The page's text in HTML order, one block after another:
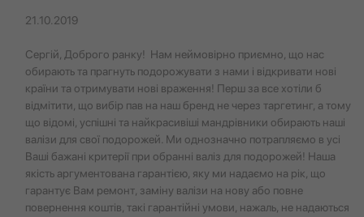
21.10.2019
Сергій, Доброго ранку! Нам неймовірно приємно, що нас
обирають та прагнуть подорожувати з нами і відкривати нові
країни та отримувати нові враження! Перш за все хотіли б
відмітити, що вибір пав на наш бренд не через таргетинг, а тому
що відомі, успішні та найкрасивіші мандрівники обирають наші
валізи для свої подорожей. Ми однозначно потрапляємо в усі
Ваші бажані критерії при обранні валіз для подорожей! Наша
якість аргументована гарантією, яку ми надаємо на рік, що
гарантує Вам ремонт, заміну валізи на нову або повне
повернення коштів, такі гарантійні умови, нажаль, не надаються